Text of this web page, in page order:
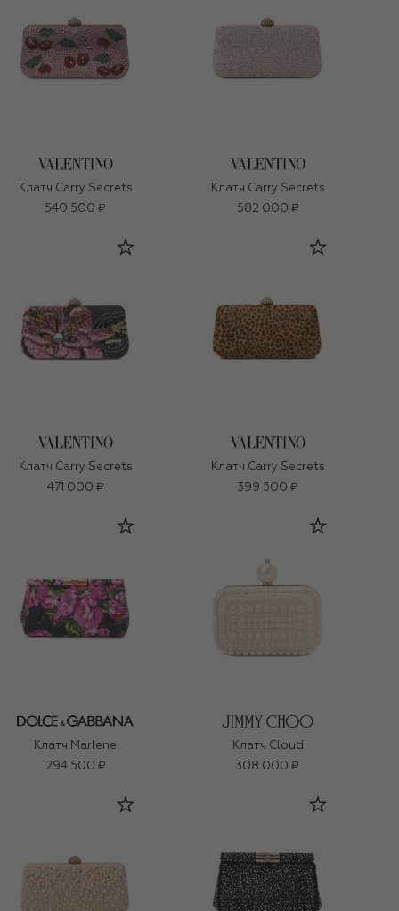
Клатч Carry Secrets
540 500 ₽
Клатч Carry Secrets
582 000 ₽
Клатч Carry Secrets
471 000 ₽
Клатч Carry Secrets
399 500 ₽
Клатч Marlene
294 500 ₽
Клатч Cloud
308 000 ₽